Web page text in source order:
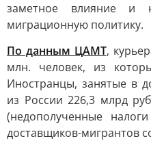
заметное влияние
миграционную политику.
По данным ЦАМТ,
млн. человек, из
Иностранцы, занятые в
из России 226,3 млрд
(недополученные
доставщиков-мигрантов